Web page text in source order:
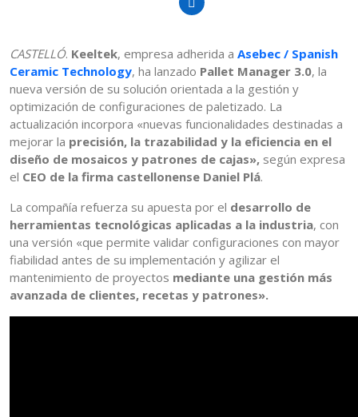
CASTELLÓ. Keeltek, empresa adherida a Asebec / Spanish
Ceramic Technology, ha lanzado Pallet Manager 3.0, la
nueva versión de su solución orientada a la gestión y
optimización de configuraciones de paletizado. La
actualización incorpora «nuevas funcionalidades destinadas a
mejorar la precisión, la trazabilidad y la eficiencia en el
diseño de mosaicos y patrones de cajas», según expresa
el CEO de la firma castellonense Daniel Plá.
La compañía refuerza su apuesta por el desarrollo de
herramientas tecnológicas aplicadas a la industria, con
una versión «que permite validar configuraciones con mayor
fiabilidad antes de su implementación y agilizar el
mantenimiento de proyectos mediante una gestión más
avanzada de clientes, recetas y patrones».